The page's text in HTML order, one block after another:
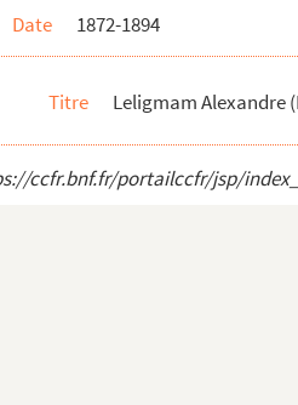
Date
1872-1894
Titre Leligmam Alexandre
ccfr.bnf.fr/portailccfr/jsp/